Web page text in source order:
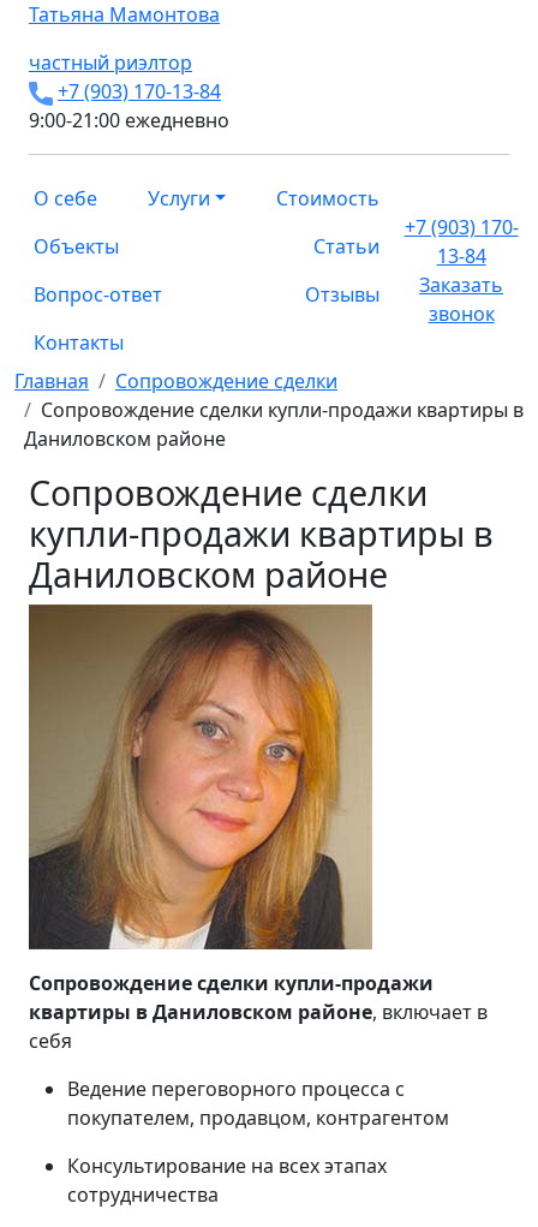
Татьяна Мамонтова
частный риэлтор
+7 (903) 170-13-84
9:00-21:00 ежедневно
О себе Услуги
Стоимость
Объекты
Статьи
Вопрос-ответ
Отзывы
Контакты
+7 (903) 170-
13-84
Заказать
звонок
Главная
Сопровождение сделки
Сопровождение сделки купли-продажи квартиры в
Даниловском районе
Сопровождение сделки
купли-продажи квартиры в
Даниловском районе
Сопровождение сделки купли-продажи
квартиры в Даниловском районе, включает в
себя
Ведение переговорного процесса с
покупателем, продавцом, контрагентом
Консультирование на всех этапах
сотрудничества